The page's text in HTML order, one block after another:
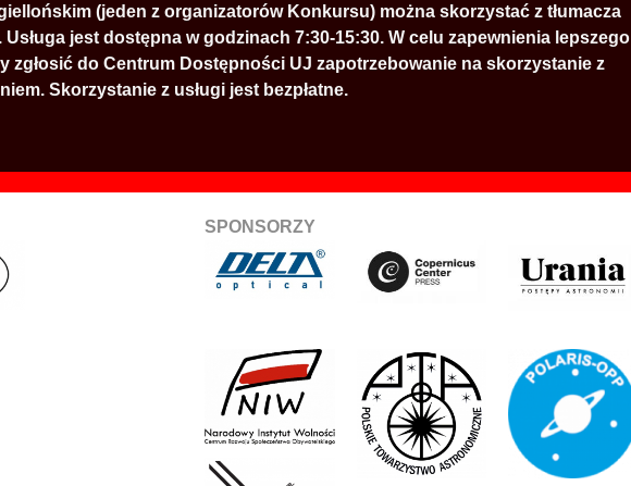
(jeden z organizatorów Konkursu) można skorzystać z tłumacza
jest dostępna w godzinach 7:30-15:30. W celu zapewnienia lepszego
zgłosić do Centrum Dostępności UJ zapotrzebowanie na skorzystanie z
Skorzystanie z usługi jest bezpłatne.
SPONSORZY